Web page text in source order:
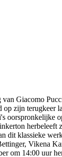
Giacomo
zijn terugkeer
oorspronkelijke
herbeleeft
dit klassieke
Vikena
om 14:00 uur